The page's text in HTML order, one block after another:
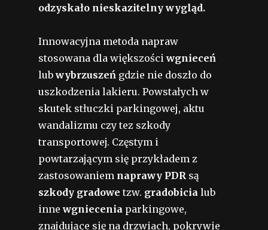
odzyskało nieskazitelny wygląd.
Innowacyjna metoda napraw
stosowana dla większościwgnieceń
lubwybrzuszeńgdzie nie doszło do
uszkodzenia lakieru. Powstałych w
skutek stłuczki parkingowej, aktu
wandalizmu czy tez szkody
transportowej. Częstym i
powtarzającym się przykładem z
zastosowaniem naprawy PDRsą
szkody gradowe tzw. gradobicialub
innewgnieceniaparkingowe,
znajdujące się na drzwiach, pokrywie